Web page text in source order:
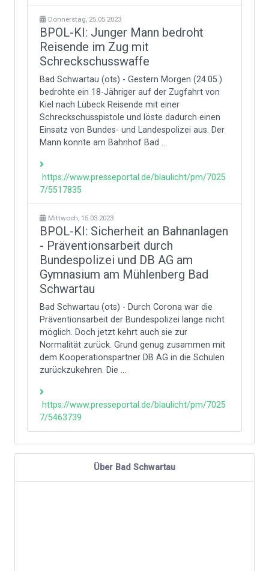
Donnerstag, 25.05.2023
BPOL-KI: Junger Mann bedroht
Reisende im Zug mit
Schreckschusswaffe
Bad Schwartau (ots) - Gestern Morgen (24.05.)
bedrohte ein 18-Jähriger auf der Zugfahrt von
Kiel nach Lübeck Reisende mit einer
Schreckschusspistole und löste dadurch einen
Einsatz von Bundes- und Landespolizei aus. Der
Mann konnte am Bahnhof Bad ...
https://www.presseportal.de/blaulicht/pm/7025
7/5517835
Mittwoch, 15.03.2023
BPOL-KI: Sicherheit an Bahnanlagen
- Präventionsarbeit durch
Bundespolizei und DB AG am
Gymnasium am Mühlenberg Bad
Schwartau
Bad Schwartau (ots) - Durch Corona war die
Präventionsarbeit der Bundespolizei lange nicht
möglich. Doch jetzt kehrt auch sie zur
Normalität zurück. Grund genug zusammen mit
dem Kooperationspartner DB AG in die Schulen
zurückzukehren. Die ...
https://www.presseportal.de/blaulicht/pm/7025
7/5463739
Über Bad Schwartau